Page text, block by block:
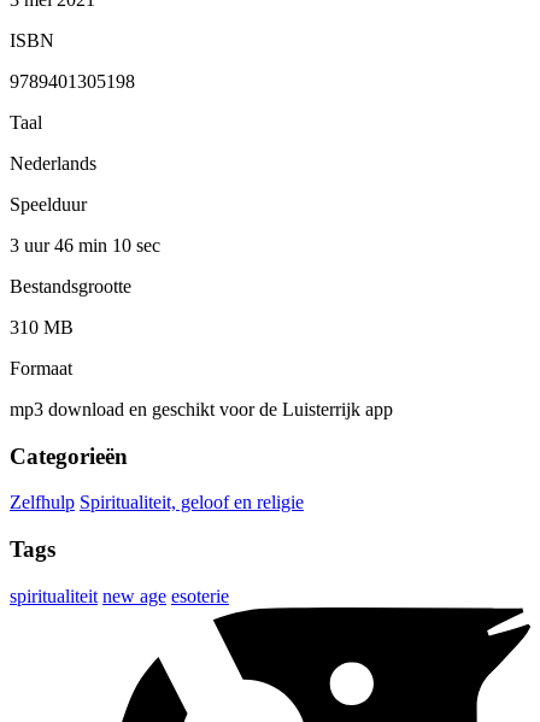
ISBN
9789401305198
Taal
Nederlands
Speelduur
3 uur 46 min 10 sec
Bestandsgrootte
310 MB
Formaat
mp3 download en geschikt voor de Luisterrijk app
Categorieën
Zelfhulp Spiritualiteit, geloof en religie
Tags
spiritualiteit new age esoterie